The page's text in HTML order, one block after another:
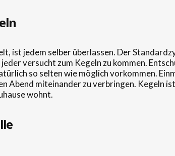
ist jedem selber überlassen. Der
versucht zum Kegeln zu kommen.
so selten wie möglich vorkommen.
Abend miteinander zu verbringen. Kegeln
wohnt.